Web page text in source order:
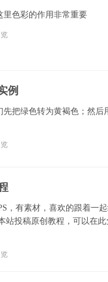
里色彩的作用非常重要
例
把绿色转为黄褐色；然
，有素材，喜欢的跟着一
站投稿原创教程，可以在